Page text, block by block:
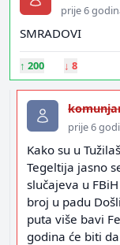
prije 6
SMRADOVI
↑ 200 ↓ 8
prije 6
Kako su u
Tegeltija jasno
slučajeva u
broj u padu
puta više bavi
godina će biti